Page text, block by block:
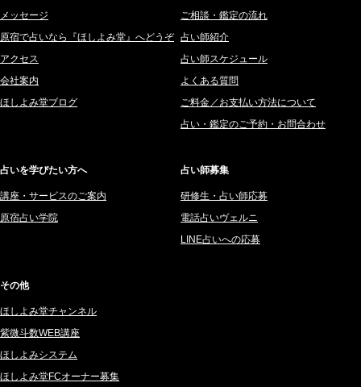
鈴喜みわこ (8)
鯖ノ実 ソニン (19)
愛音ソナタ (16)
紫村 明世 (34)
サーペント (92)
さてら (94)
桜望巴千 (270)
綺咲みゆき (22)
比呂 酒井 (59)
ロザリン (157)
坂宮 鈴果 (82)
2025年11月 (252)
2025年10月 (242)
2025年9月 (196)
2025年8月 (182)
2024年12月 (57)
2024年11月 (38)
2024年10月 (36)
2024年9月 (39)
2024年8月 (45)
メッセージ
原宿で占いなら『ほしよみ堂』へどうぞ
アクセス
会社案内
ほしよみ堂ブログ
ご相談・鑑定の流れ
占い師紹介
占い師スケジュール
よくある質問
ご料金／お支払い方法について
占い・鑑定のご予約・お問合わせ
占いを学びたい方へ
講座・サービスのご案内
原宿占い学院
占い師募集
研修生・占い師応募
電話占いヴェルニ
LINE占いへの応募
その他
ほしよみ堂チャンネル
紫微斗数WEB講座
ほしよみシステム
ほしよみ堂FCオーナー募集